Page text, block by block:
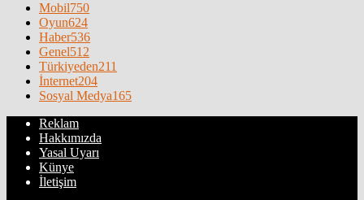
Mobil750
Oyun624
Haber536
Genel512
Türkiyeden211
İnternet204
Sosyal Medya165
Reklam
Hakkımızda
Yasal Uyarı
Künye
İletişim